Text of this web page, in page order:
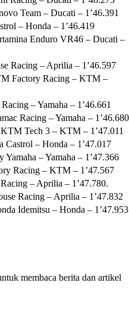
Team – Ducati – 1’46.391
– Honda – 1’46.419
Enduro VR46 – Ducati –
Racing – Aprilia – 1’46.597
Factory Racing – KTM –
– Yamaha – 1’46.661
Racing – Yamaha – 1’46.680
Tech 3 – KTM – 1’47.011
Castrol – Honda – 1’47.017
– Yamaha – 1’47.366
Racing – KTM – 1’47.567
– Aprilia – 1’47.780.
Racing – Aprilia – 1’47.832
Idemitsu – Honda – 1’47.953
membaca berita dan artikel